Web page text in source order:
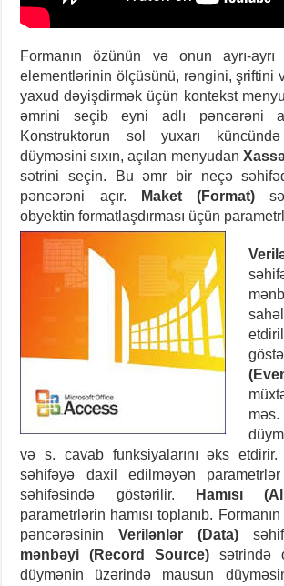
Formanın özünün və onun ayrı-
elementlərinin ölçüsünü, rəngini, şriftini
yaxud dəyişdirmək üçün kontekst
əmrini seçib eyni adlı pəncərəni
Konstruktorun sol yuxarı
düyməsini sıxın, açılan menyudan
sətrini seçin. Bu əmr bir neçə
pəncərəni açır.
Maket (Format)
obyektin formatlaşdırması üçün
və s. cavab funksiyalarını əks
səhifəyə daxil edilməyən parametrlər
səhifəsində göstərilir.
Hamısı
parametrlərin hamısı toplanıb.
pəncərəsininVerilənlər (Data)
mənbəyi (Record Source) sətrində
düymənin üzərində mausun